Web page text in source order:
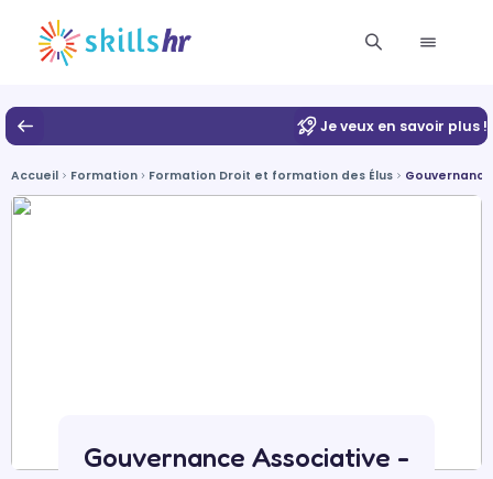
Je veux en savoir plus !
Accueil Formation Formation Droit et formation des Élus
Gouvernance Associative -